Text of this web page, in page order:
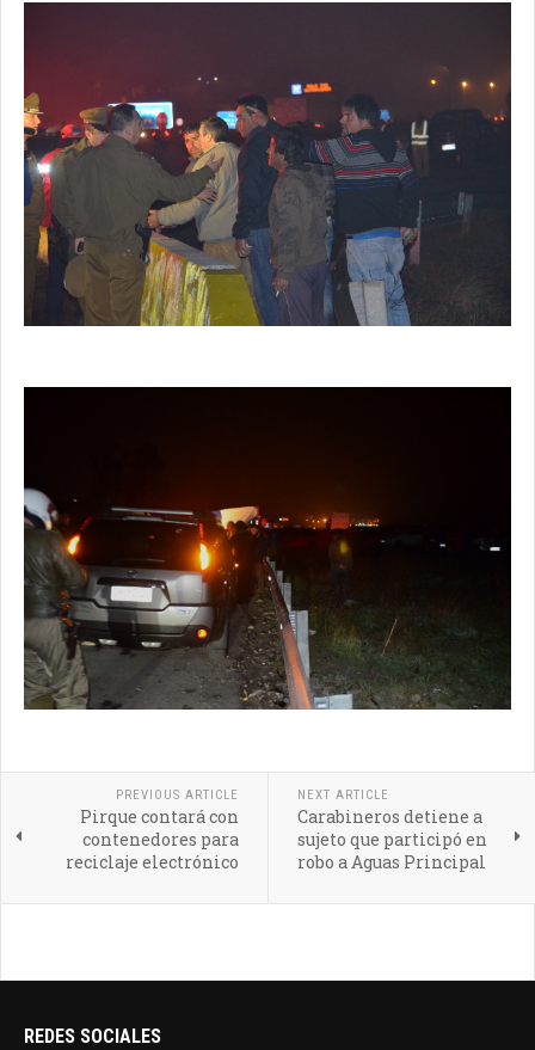
PREVIOUS ARTICLE
Pirque contará con
contenedores para
reciclaje electrónico
NEXT ARTICLE
Carabineros detiene a
sujeto que participó en
robo a Aguas Principal
REDES SOCIALES